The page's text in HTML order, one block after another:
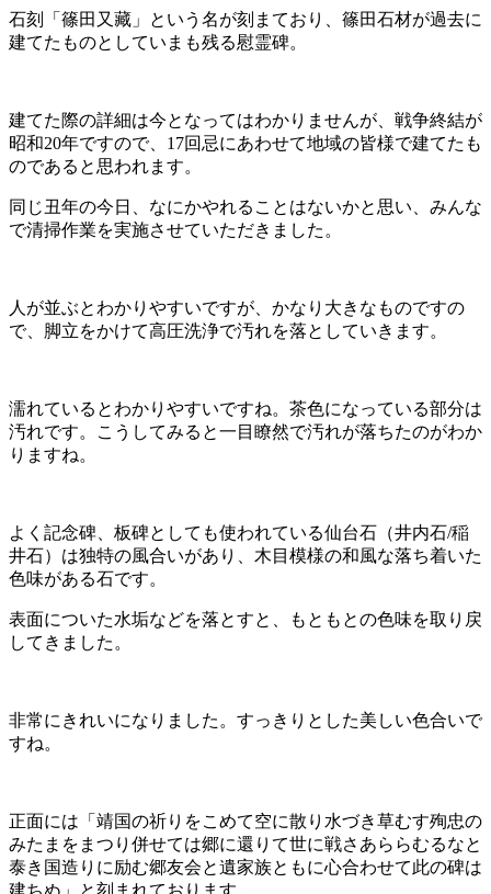
石刻「篠田又藏」という名が刻まており、篠田石材が過去に
建てたものとしていまも残る慰霊碑。
建てた際の詳細は今となってはわかりませんが、戦争終結が
昭和20年ですので、17回忌にあわせて地域の皆様で建てたも
のであると思われます。
同じ丑年の今日、なにかやれることはないかと思い、みんな
で清掃作業を実施させていただきました。
人が並ぶとわかりやすいですが、かなり大きなものですの
で、脚立をかけて高圧洗浄で汚れを落としていきます。
濡れているとわかりやすいですね。茶色になっている部分は
汚れです。こうしてみると一目瞭然で汚れが落ちたのがわか
りますね。
よく記念碑、板碑としても使われている仙台石（井内石/稲
井石）は独特の風合いがあり、木目模様の和風な落ち着いた
色味がある石です。
表面についた水垢などを落とすと、もともとの色味を取り戻
してきました。
非常にきれいになりました。すっきりとした美しい色合いで
すね。
正面には「靖国の祈りをこめて空に散り水づき草むす殉忠の
みたまをまつり併せては郷に還りて世に戦さあららむるなと
泰き国造りに励む郷友会と遺家族ともに心合わせて此の碑は
建ちぬ」と刻まれております。